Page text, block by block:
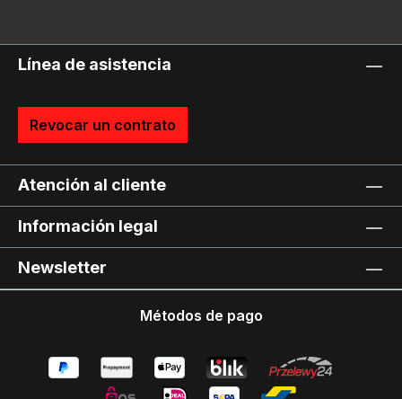
Línea de asistencia
Revocar un contrato
Atención al cliente
Información legal
Newsletter
Métodos de pago